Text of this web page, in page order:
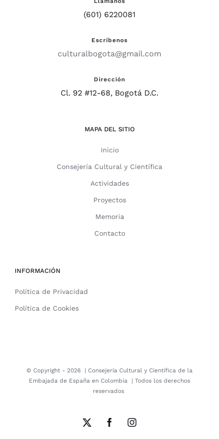
(601) 6220081
Escríbenos
culturalbogota@gmail.com
Dirección
Cl. 92 #12-68, Bogotá D.C.
MAPA DEL SITIO
Inicio
Consejería Cultural y Científica
Actividades
Proyectos
Memoria
Contacto
INFORMACIÓN
Política de Privacidad
Política de Cookies
© Copyright - 2026 | Consejería Cultural y Científica de la
Embajada de España en Colombia | Todos los derechos
reservados
X FacebookInstagram